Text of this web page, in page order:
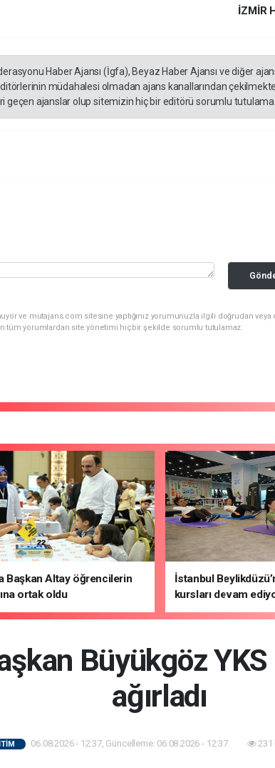
İZMIR
Haber Ajansı (İgfa), Beyaz Haber Ajansı ve diğer
müdahalesi olmadan ajans kanallarından
geçen ajanslar olup sitemizin hiç bir editörü sorumlu
ve mutajans.com sitesine yaptığınız yorumunuzla ilgili doğrudan veya
tüm yorumlardan site yönetimi hiçbir şekilde sorumlu tutulamaz.
Başkan Altay öğrencilerin
ortak oldu
İstanbul
kursları devam
Büyükgöz YKS
ağırladı
06.08.2026 - 12:37, Güncelleme: 06.08.2026 - 12:37 231